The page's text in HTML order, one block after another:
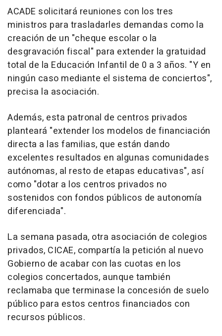
ACADE solicitará reuniones con los tres
ministros para trasladarles demandas como la
creación de un "cheque escolar o la
desgravación fiscal" para extender la gratuidad
total de la Educación Infantil de 0 a 3 años. "Y en
ningún caso mediante el sistema de conciertos",
precisa la asociación.
Además, esta patronal de centros privados
planteará "extender los modelos de financiación
directa a las familias, que están dando
excelentes resultados en algunas comunidades
autónomas, al resto de etapas educativas", así
como "dotar a los centros privados no
sostenidos con fondos públicos de autonomía
diferenciada".
La semana pasada, otra asociación de colegios
privados, CICAE, compartía la petición al nuevo
Gobierno de acabar con las cuotas en los
colegios concertados, aunque también
reclamaba que terminase la concesión de suelo
público para estos centros financiados con
recursos públicos.